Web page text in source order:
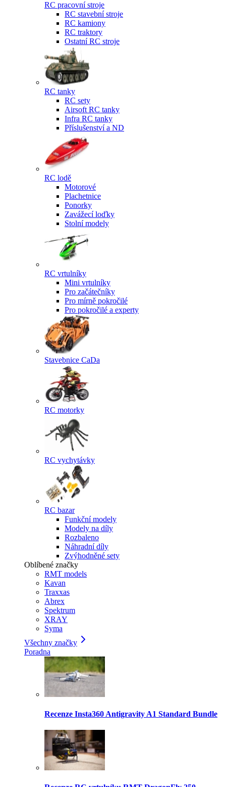
RC pracovní stroje
RC stavební stroje
RC kamiony
RC traktory
Ostatní RC stroje
RC tanky
RC sety
Airsoft RC tanky
Infra RC tanky
Příslušenství a ND
RC lodě
Motorové
Plachetnice
Ponorky
Zavážecí loďky
Stolní modely
RC vrtulníky
Mini vrtulníky
Pro začátečníky
Pro mírně pokročilé
Pro pokročilé a experty
Stavebnice CaDa
RC motorky
RC vychytávky
RC bazar
Funkční modely
Modely na díly
Rozbaleno
Náhradní díly
Zvýhodněné sety
Oblíbené značky
RMT models
Kavan
Traxxas
Abrex
Spektrum
XRAY
Syma
Všechny značky
Poradna
Recenze Insta360 Antigravity A1 Standard Bundle